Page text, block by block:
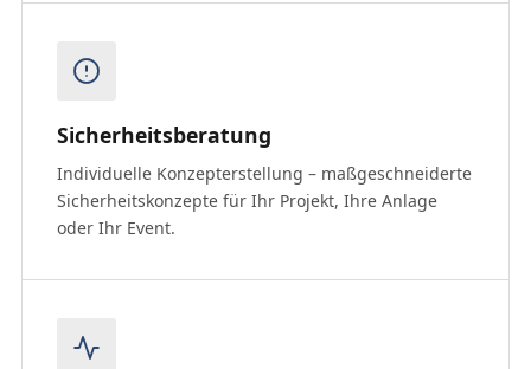
Sicherheitsberatung
Individuelle Konzepterstellung – maßgeschneiderte
Sicherheitskonzepte für Ihr Projekt, Ihre Anlage
oder Ihr Event.